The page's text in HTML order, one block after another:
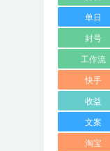
单日
封号
工作流
快手
收益
文案
淘宝